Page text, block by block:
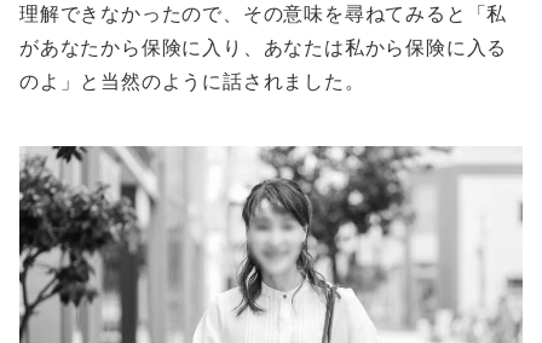
理解できなかったので、その意味を尋ねてみると「私
があなたから保険に入り、あなたは私から保険に入る
のよ」と当然のように話されました。